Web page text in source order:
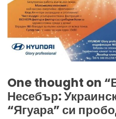
One thought on “
Несебър:
“Ягуара” си